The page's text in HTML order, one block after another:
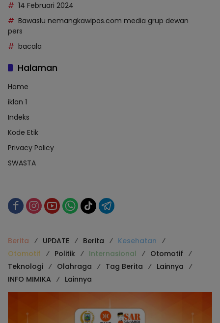
14 Februari 2024
Bawaslu nemangkawipos.com media grup dewan
pers
bacala
Halaman
Home
iklan 1
Indeks
Kode Etik
Privacy Policy
SWASTA
Berita UPDATE Berita
Kesehatan
Otomotif
Politik Internasional
Otomotif
Teknologi
Olahraga Tag Berita
Lainnya
INFO MIMIKA
Lainnya